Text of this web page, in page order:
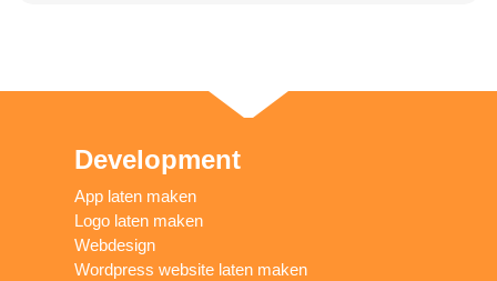
Development
App laten maken
Logo laten maken
Webdesign
Wordpress website laten maken